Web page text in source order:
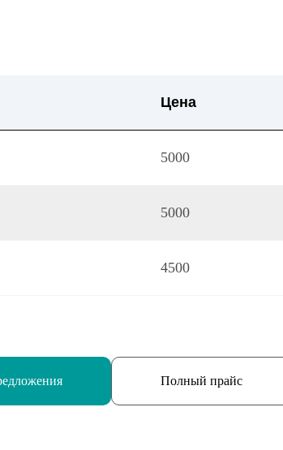
Цена
5000
5000
4500
Полный прайс